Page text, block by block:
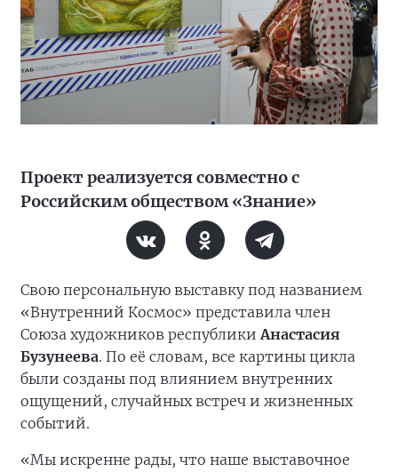
Проект реализуется совместно с
Российским обществом «Знание»
Свою персональную выставку под названием
«Внутренний Космос» представила член
Союза художников республики Анастасия
Бузунеева. По её словам, все картины цикла
были созданы под влиянием внутренних
ощущений, случайных встреч и жизненных
событий.
«Мы искренне рады, что наше выставочное